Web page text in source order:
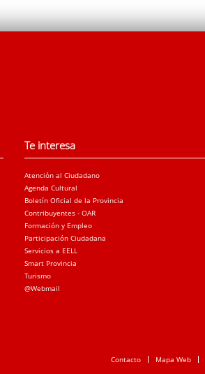
Te interesa
Atención al Ciudadano
Agenda Cultural
Boletín Oficial de la Provincia
Contribuyentes - OAR
Formación y Empleo
Participación Ciudadana
Servicios a EELL
Smart Provincia
Turismo
@Webmail
Contacto Mapa Web